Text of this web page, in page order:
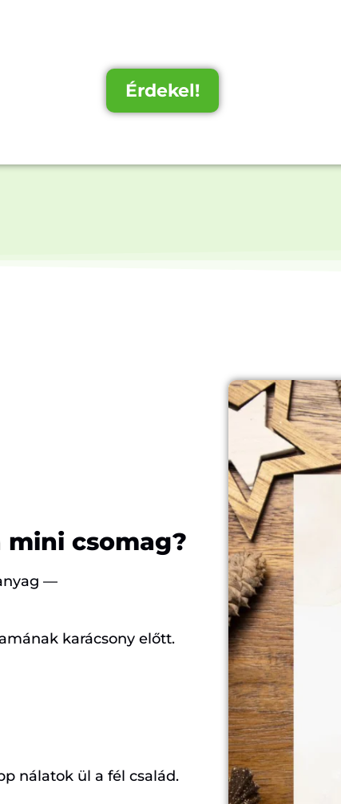
Érdekel!
mini csomag?
—
karácsony előtt.
nálatok ül a fél család.